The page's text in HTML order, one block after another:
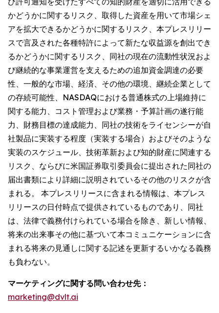
かどうかに関するリスク、取得した資産を用いて市場シェ
アを拡大できるかどうかに関するリスク、本プレスリリー
スで言及された各種特許によって新たな収益源を創出でき
るかどうかに関するリスク、同社の現在の流動性状況およ
び継続的な事業運営を支えるための追加資金調達の必要
性、一般的な市場、経済、その他の環境、継続企業として
の存続可能性、NASDAQにおける普通株式の上場維持に
関する能力、コスト管理および業務・予算計画の遂行能
力、財務目標の達成能力、同社の技術をライセンシーが自
社製品に実装する程度（実装する場合）およびそのような
実装のスケジュール、技術革新および知的財産に関連する
リスク、ならびに米国証券取引委員会に提出された同社の
届出書類により詳細に説明されているその他のリスクが含
まれる。 本プレスリリースに含まれる情報は、本プレス
リリースの日付時点で提供されているものであり、同社
は、法律で義務付けられている場合を除き、新しい情報、
将来の出来事その他に基づいて本コミュニケーションに含
まれる将来の見通しに関する記述を更新するいかなる義務
も負わない。
マーケティングに関する問い合わせ先：
marketing@dvlt.ai